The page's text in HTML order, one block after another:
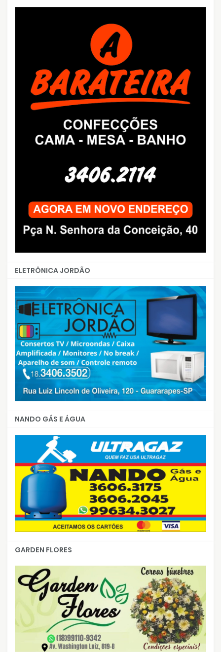
ELETRÔNICA JORDÃO
NANDO GÁS E ÁGUA
GARDEN FLORES